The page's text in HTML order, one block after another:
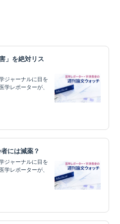
」を絶対リス
ジャーナルに目を
学レポーターが、
には減薬？
ジャーナルに目を
学レポーターが、